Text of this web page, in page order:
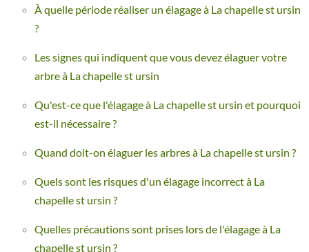
À quelle période réaliser un élagage à La chapelle st ursin
?
Les signes qui indiquent que vous devez élaguer votre
arbre à La chapelle st ursin
Qu'est-ce que l'élagage à La chapelle st ursin et pourquoi
est-il nécessaire ?
Quand doit-on élaguer les arbres à La chapelle st ursin ?
Quels sont les risques d'un élagage incorrect à La
chapelle st ursin ?
Quelles précautions sont prises lors de l'élagage à La
chapelle st ursin ?